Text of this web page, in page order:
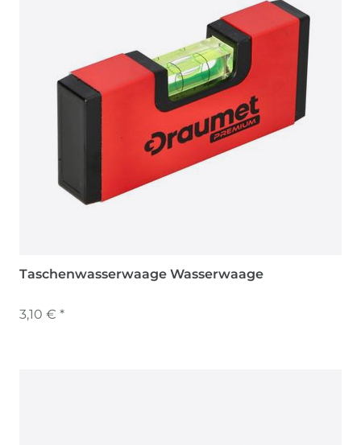
Taschenwasserwaage Wasserwaage
3,10 € *